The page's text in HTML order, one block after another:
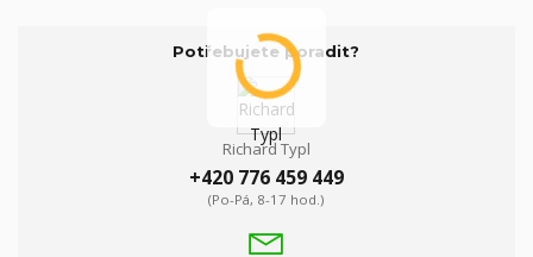
Potřebujete poradit?
Richard Typl
+420 776 459 449
(Po-Pá, 8-17 hod.)